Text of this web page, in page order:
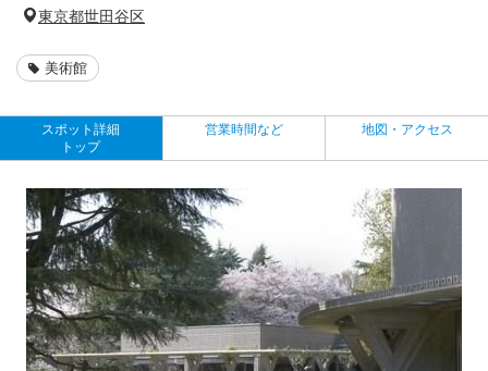
東京都世田谷区
美術館
スポット詳細
トップ
営業時間など 地図・アクセス